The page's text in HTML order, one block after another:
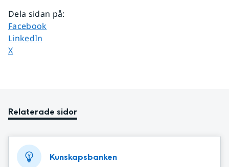
Dela sidan på:
Dela sidan på
Facebook
Dela sidan på
LinkedIn
Dela sidan på
X
Relaterade sidor
Kunskapsbanken